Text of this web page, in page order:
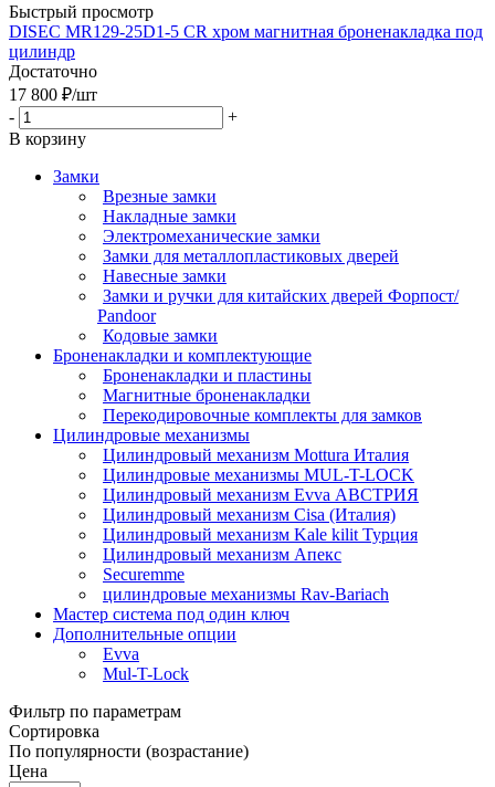
Быстрый просмотр
DISEC MR129-25D1-5 CR хром магнитная броненакладка под
цилиндр
Достаточно
17 800 ₽/шт
-
+
В корзину
Замки
Врезные замки
Накладные замки
Электромеханические замки
Замки для металлопластиковых дверей
Навесные замки
Замки и ручки для китайских дверей Форпост/
Раndoor
Кодовые замки
Броненакладки и комплектующие
Броненакладки и пластины
Магнитные броненакладки
Перекодировочные комплекты для замков
Цилиндровые механизмы
Цилиндровый механизм Mottura Италия
Цилиндровые механизмы MUL-T-LOCK
Цилиндровый механизм Evva АВСТРИЯ
Цилиндровый механизм Cisa (Италия)
Цилиндровый механизм Kale kilit Турция
Цилиндровый механизм Апекс
Securemme
цилиндровые механизмы Rav-Bariach
Мастер система под один ключ
Дополнительные опции
Evva
Mul-T-Lock
Фильтр по параметрам
Сортировка
По популярности (возрастание)
Цена